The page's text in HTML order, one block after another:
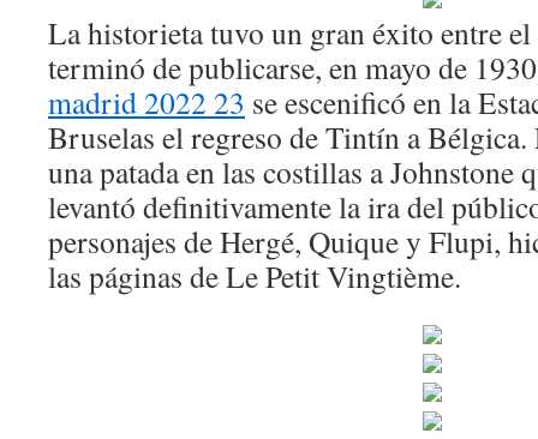
La historieta tuvo un gran éxito entre
terminó de publicarse, en mayo de
madrid 2022 23 se escenificó en la
Bruselas el regreso de Tintín a
una patada en las costillas a Johnstone
levantó definitivamente la ira del
personajes de Hergé, Quique y Flupi,
las páginas de Le Petit Vingtième.